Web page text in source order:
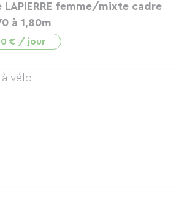
femme/mixte cadre
à 1,80m
€ / jour